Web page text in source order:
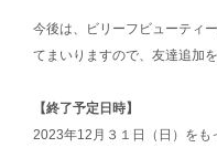
今後は、ビリーフビューティ
てまいりますので、友達追加
【終了予定日時】
2023年12月３１日（日）をも